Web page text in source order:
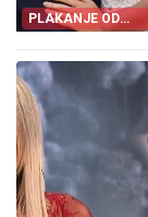
PLAKANJE OD
SMEHA